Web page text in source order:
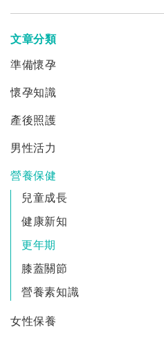
文章分類
準備懷孕
懷孕知識
產後照護
男性活力
營養保健
兒童成長
健康新知
更年期
膝蓋關節
營養素知識
女性保養